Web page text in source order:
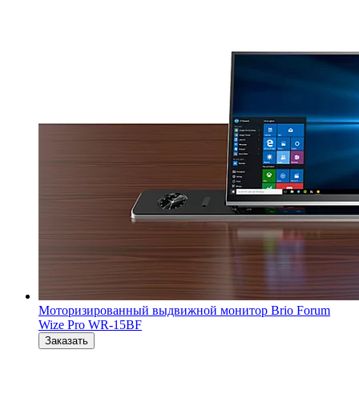
Моторизированный выдвижной монитор Brio Forum
Wize Pro WR-15BF
Заказать